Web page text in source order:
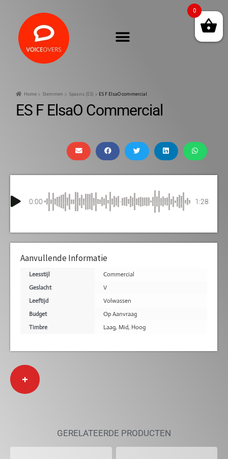
Home Stemmen Spaans (ES) ES F ElsaO commercial
ES F ElsaO Commercial
0:00 1:28
Aanvullende Informatie
Leesstijl
Commercial
Geslacht
V
Leeftijd
Volwassen
Budget
Op Aanvraag
Timbre
Laag, Mid, Hoog
+
GERELATEERDE PRODUCTEN
0